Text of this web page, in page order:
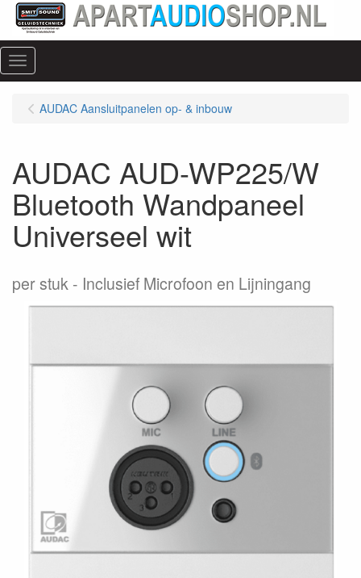
Menu
AUDAC Aansluitpanelen op- & inbouw
AUDAC AUD-WP225/W
Bluetooth Wandpaneel
Universeel wit
per stuk Inclusief Microfoon en Lijningang